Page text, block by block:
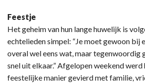
Feestje
Het geheim van hun lange huwelijk is
echtelieden simpel: “Je moet gewoon bij
overal wel eens wat, maar tegenwoordig
snel uit elkaar.” Afgelopen weekend
feestelijke manier gevierd met familie,